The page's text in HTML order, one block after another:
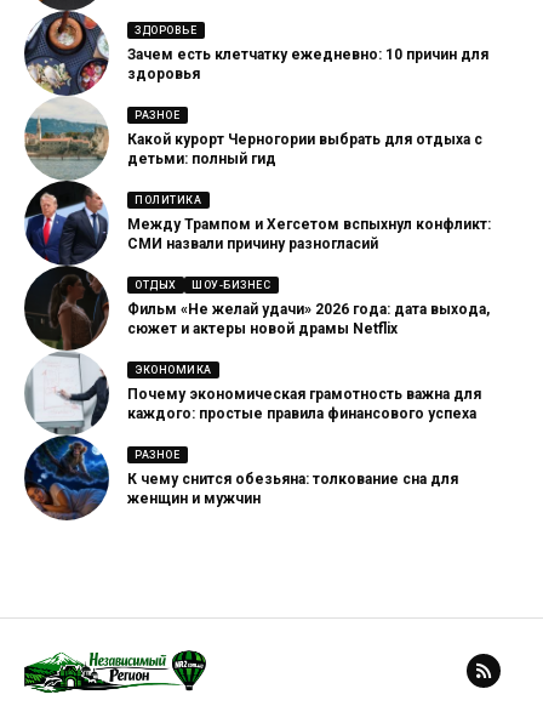
ЗДОРОВЬЕ
Зачем есть клетчатку ежедневно: 10 причин для
здоровья
РАЗНОЕ
Какой курорт Черногории выбрать для отдыха с
детьми: полный гид
ПОЛИТИКА
Между Трампом и Хегсетом вспыхнул конфликт:
СМИ назвали причину разногласий
ОТДЫХ ШОУ-БИЗНЕС
Фильм «Не желай удачи» 2026 года: дата выхода,
сюжет и актеры новой драмы Netflix
ЭКОНОМИКА
Почему экономическая грамотность важна для
каждого: простые правила финансового успеха
РАЗНОЕ
К чему снится обезьяна: толкование сна для
женщин и мужчин